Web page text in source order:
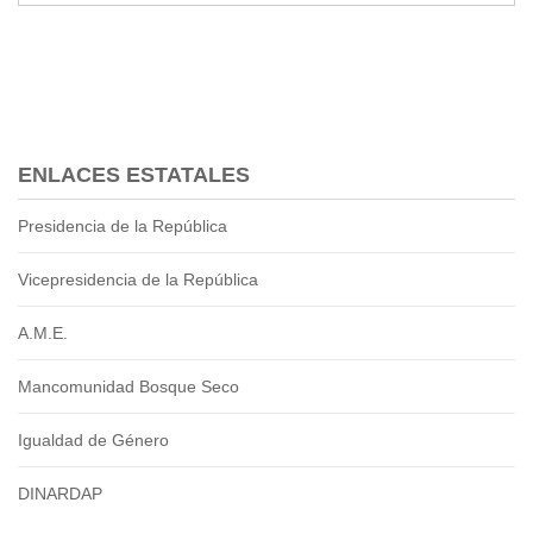
ENLACES ESTATALES
Presidencia de la República
Vicepresidencia de la República
A.M.E.
Mancomunidad Bosque Seco
Igualdad de Género
DINARDAP